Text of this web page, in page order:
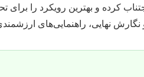
کرده و بهترین رویکرد را
نهایی، راهنمایی‌های